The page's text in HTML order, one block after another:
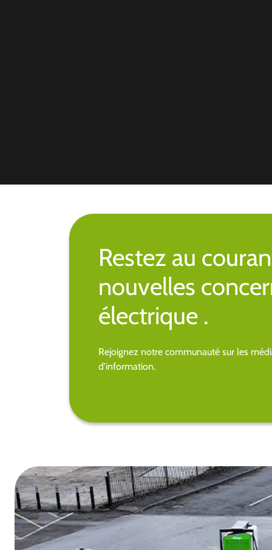
Restez au
nouvelles
électrique .
Rejoignez notre communauté sur les
d'information.